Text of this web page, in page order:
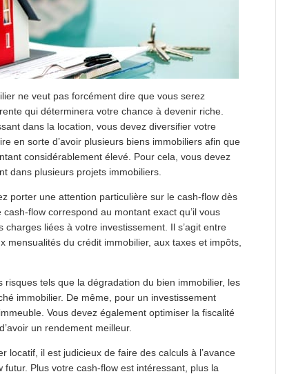
ne veut pas forcément dire que vous serez
qui déterminera votre chance à devenir riche.
dans la location, vous devez diversifier votre
en sorte d’avoir plusieurs biens immobiliers afin que
considérablement élevé. Pour cela, vous devez
dans plusieurs projets immobiliers.
porter une attention particulière sur le cash-flow dès
flow correspond au montant exact qu’il vous
liées à votre investissement. Il s’agit entre
mensualités du crédit immobilier, aux taxes et impôts,
risques tels que la dégradation du bien immobilier, les
immobilier. De même, pour un investissement
Vous devez également optimiser la fiscalité
un rendement meilleur.
locatif, il est judicieux de faire des calculs à l’avance
Plus votre cash-flow est intéressant, plus la